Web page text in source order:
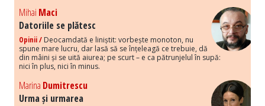
Mihai Maci
Datoriile se plătesc
Opinii / Deocamdată e liniștit: vorbește monoton, nu
spune mare lucru, dar lasă să se înțeleagă ce trebuie, dă
din mâini și se uită aiurea; pe scurt – e ca pătrunjelul în supă:
nici în plus, nici în minus.
Marina Dumitrescu
Urma și urmarea